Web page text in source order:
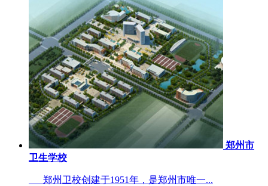
郑州市
卫生学校
郑州卫校创建于1951年，是郑州市唯一...